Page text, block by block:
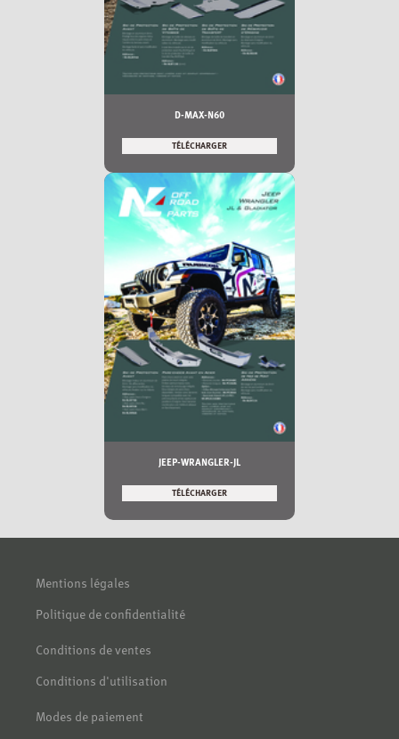
D-MAX-N60
TÉLÉCHARGER
JEEP-WRANGLER-JL
TÉLÉCHARGER
Mentions légales
Politique de confidentialité
Conditions de ventes
Conditions d'utilisation
Modes de paiement